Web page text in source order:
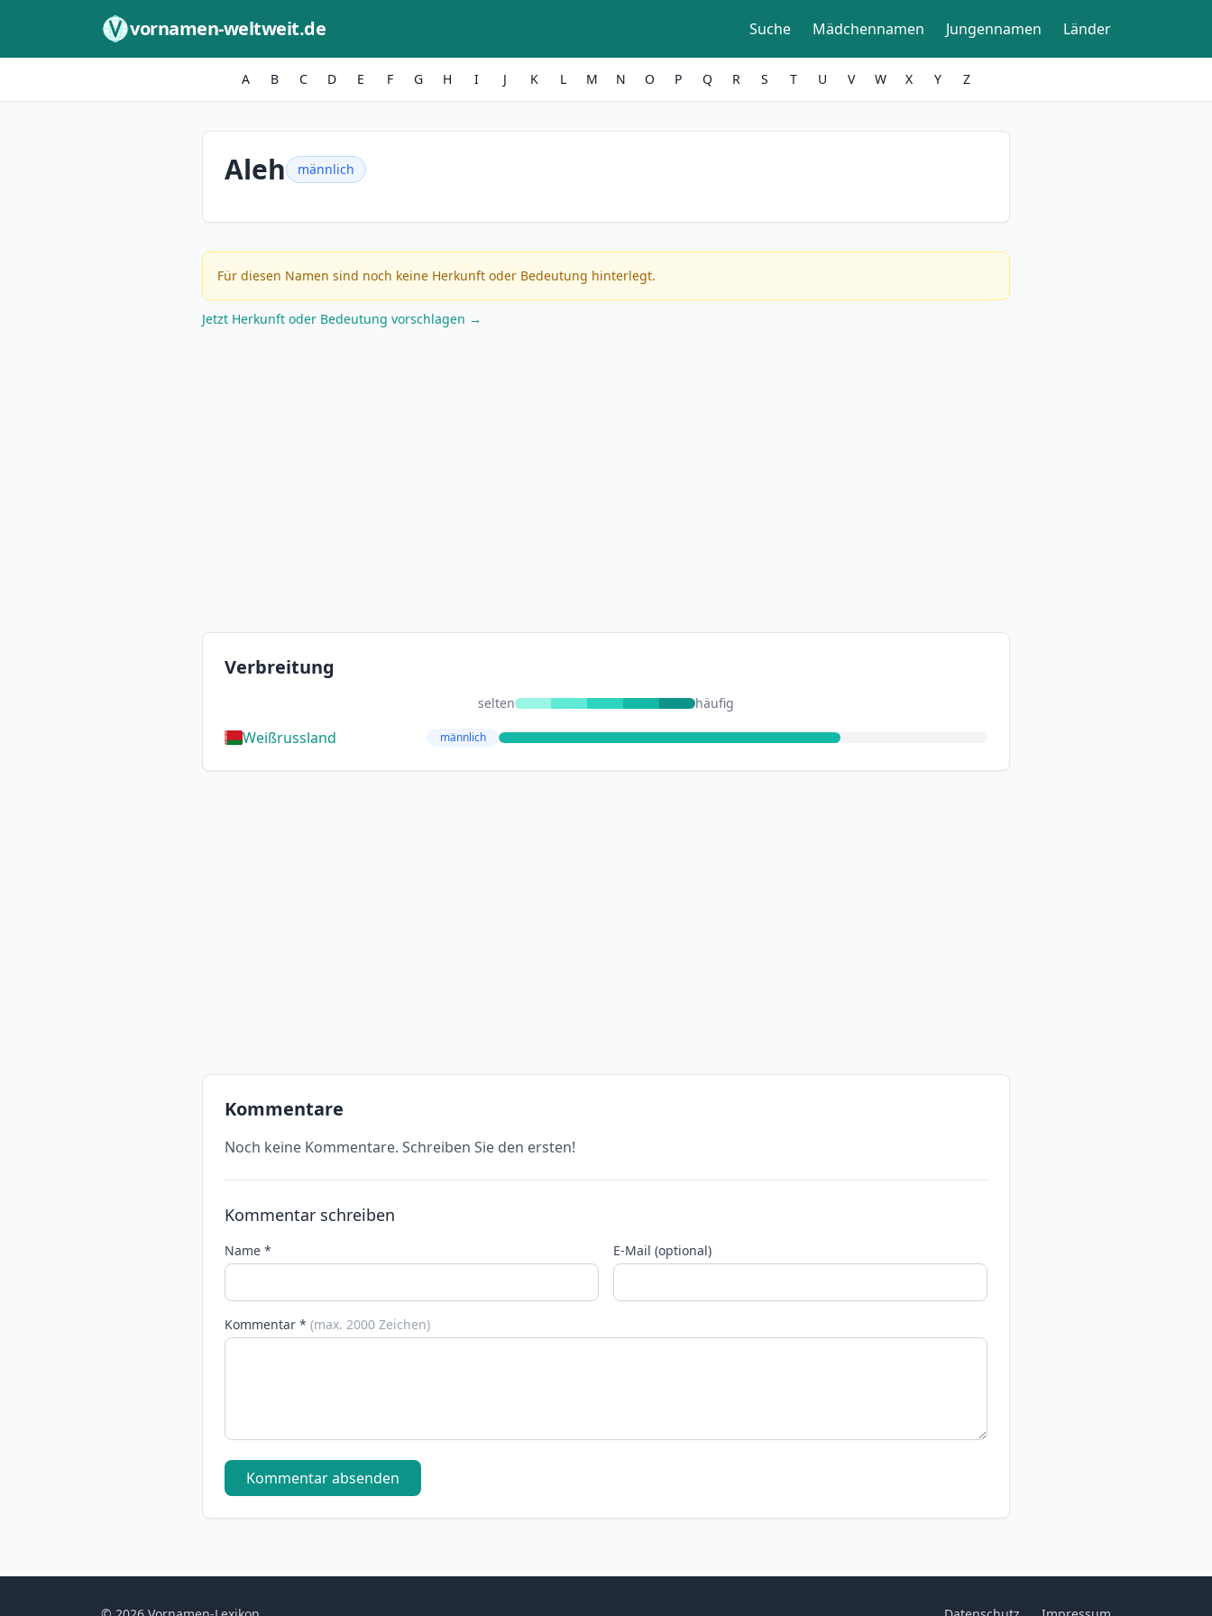
vornamen-weltweit.de Suche Mädchennamen Jungennamen Länder
A B C D E F G H I J K L M N O P Q R S T U V W X Y Z
Aleh männlich
Für diesen Namen sind noch keine Herkunft oder Bedeutung hinterlegt.
Jetzt Herkunft oder Bedeutung vorschlagen →
Verbreitung
selten häufig
Weißrussland männlich
Kommentare
Noch keine Kommentare. Schreiben Sie den ersten!
Kommentar schreiben
Name * E-Mail (optional)
Kommentar * (max. 2000 Zeichen)
Kommentar absenden